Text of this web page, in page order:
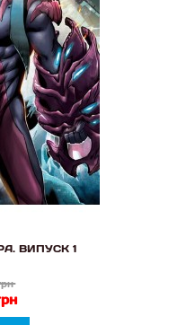
ВИПУСК 1